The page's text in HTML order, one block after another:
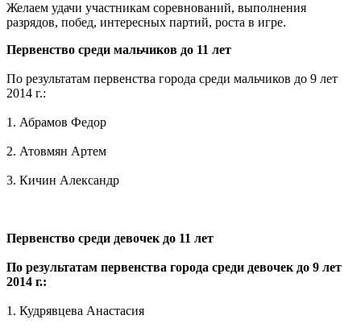
Желаем удачи участникам соревнований, выполнения
разрядов, побед, интересных партий, роста в игре.
Первенство среди мальчиков до 11 лет
По результатам первенства города среди мальчиков до 9 лет
2014 г.:
1. Абрамов Федор
2. Атовмян Артем
3. Кичин Александр
Первенство среди девочек до 11 лет
По результатам первенства города среди девочек до 9 лет
2014 г.:
1. Кудрявцева Анастасия